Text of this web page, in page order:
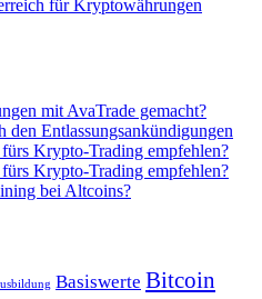
für Kryptowährungen
mit AvaTrade gemacht?
den Entlassungsankündigungen
Krypto-Trading empfehlen?
Krypto-Trading empfehlen?
bei Altcoins?
Basiswerte Bitcoin